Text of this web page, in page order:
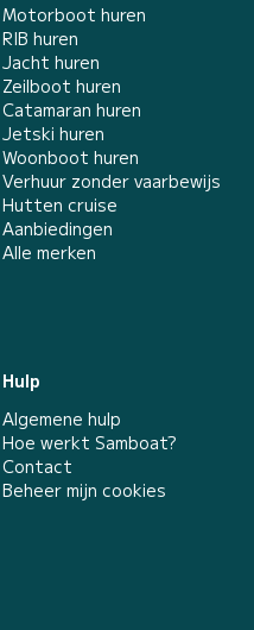
Motorboot huren
RIB huren
Jacht huren
Zeilboot huren
Catamaran huren
Jetski huren
Woonboot huren
Verhuur zonder vaarbewijs
Hutten cruise
Aanbiedingen
Alle merken
Hulp
Algemene hulp
Hoe werkt Samboat?
Contact
Beheer mijn cookies